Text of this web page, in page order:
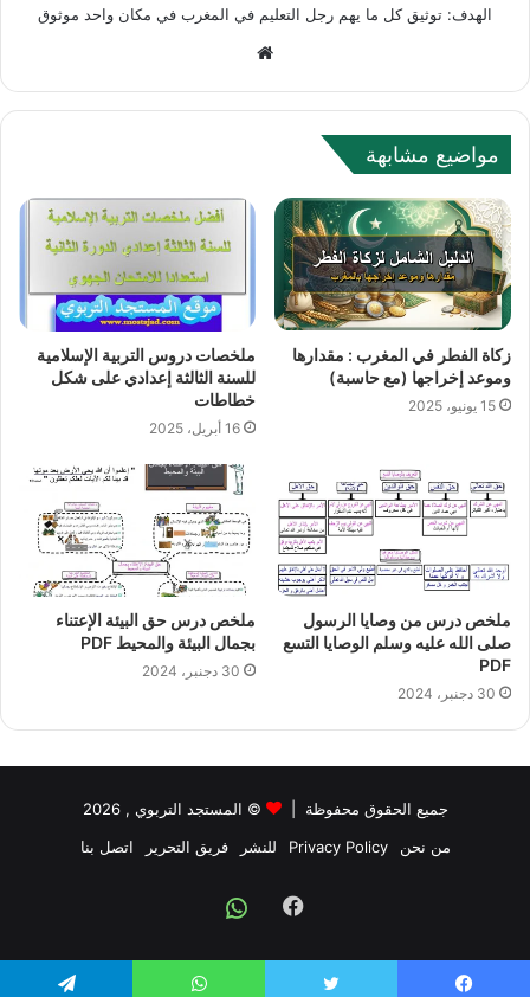
الهدف: توثيق كل ما يهم رجل التعليم في المغرب في مكان واحد موثوق
b
مواضيع مشابهة
زكاة الفطر في المغرب : مقدارها
وموعد إخراجها (مع حاسبة)
15 يونيو، 2025
ملخصات دروس التربية الإسلامية
للسنة الثالثة إعدادي على شكل
خطاطات
16 أبريل، 2025
ملخص درس من وصايا الرسول
صلى الله عليه وسلم الوصايا التسع
PDF
30 دجنبر، 2024
ملخص درس حق البيئة الإعتناء
بجمال البيئة والمحيط PDF
30 دجنبر، 2024
جميع الحقوق محفوظة | © المستجد التربوي , 2026
من نحن
Privacy Policy للنشر فريق التحرير اتصل بنا
Facebook